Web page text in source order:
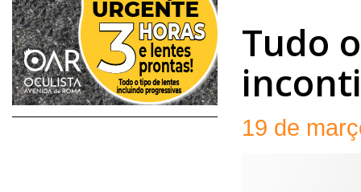
Tudo
19 de